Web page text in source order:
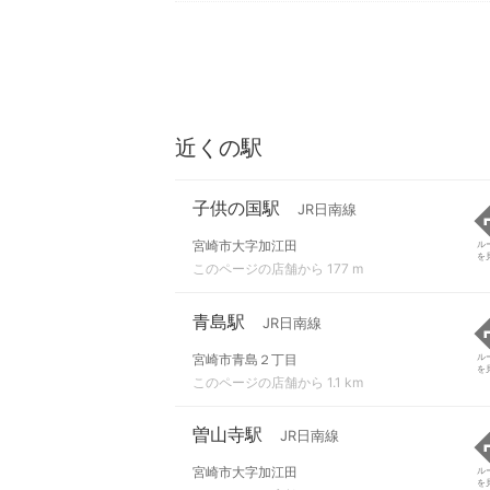
近くの駅
子供の国駅 JR日南線
宮崎市大字加江田
このページの店舗から 177 m
ル
を
青島駅 JR日南線
宮崎市青島２丁目
このページの店舗から 1.1 km
ル
を
曽山寺駅 JR日南線
宮崎市大字加江田
ル
を